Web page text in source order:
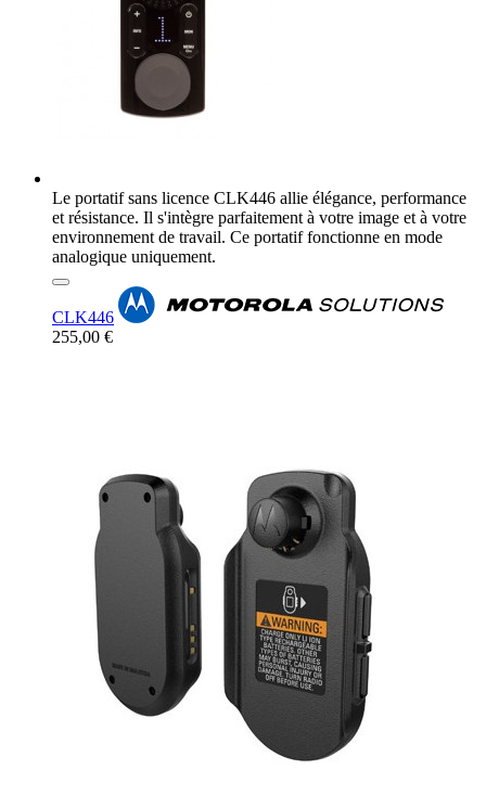
Le portatif sans licence CLK446 allie élégance, performance
et résistance. Il s'intègre parfaitement à votre image et à votre
environnement de travail. Ce portatif fonctionne en mode
analogique uniquement.
CLK446
255,00 €